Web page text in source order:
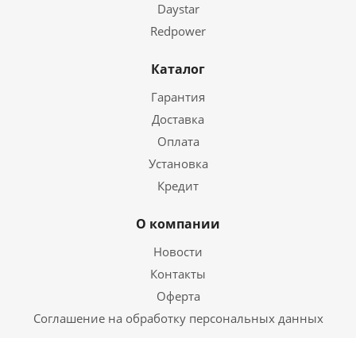
Daystar
Redpower
Каталог
Гарантия
Доставка
Оплата
Установка
Кредит
О компании
Новости
Контакты
Оферта
Соглашение на обработку персональных данных